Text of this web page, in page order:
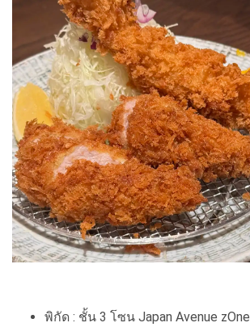
พิกัด : ชั้น 3 โซน Japan Avenue zOne